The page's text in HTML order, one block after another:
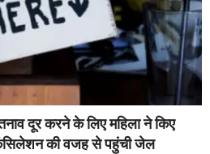
दूर करने के लिए महिला ने किए
की वजह से पहुंची जेल